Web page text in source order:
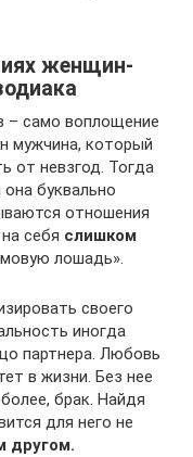
женщин-
– само воплощение
мужчина, который
от невзгод. Тогда
буквально
отношения
себя слишком
лошадь».
своего
иногда
партнера. Любовь
в жизни. Без нее
брак. Найдя
для него не
другом.